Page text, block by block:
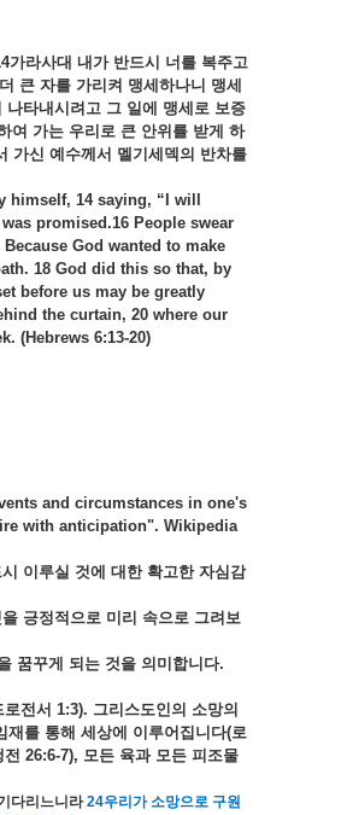
가라사대 내가 반드시 너를 복주고
더 큰 자를 가리켜 맹세하나니 맹세
나타내시려고 그 일에 맹세로 보증
여 가는 우리로 큰 안위를 받게 하
가신 예수께서 멜기세덱의 반차를
himself, 14 saying, “I will
promised.16 People swear
God wanted to make
18 God did this so that, by
before us may be greatly
the curtain, 20 where our
(Hebrews 6:13-20)
and circumstances in one's
with anticipation". Wikipedia
이루실 것에 대한 확고한 자심감
을 긍정적으로 미리 속으로 그려보
꿈꾸게 되는 것을 의미합니다.
로전서 1:3). 그리스도인의 소망의
재를 통해 세상에 이루어집니다(로
전 26:6-7), 모든 육과 모든 피조물
다리느니라 24우리가 소망으로 구원